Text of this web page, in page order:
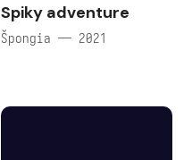
Spiky adventure
Špongia — 2021